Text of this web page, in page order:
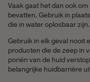
Vaak gaat het dan ook
bevatten. Gebruik in
die in water oplosbaar zijn.
Gebruik in elk geval nooit
producten die de zeep in
poriën van de huid
belangrijke huidbarrière